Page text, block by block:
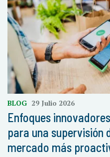
BLOG 29 Julio 2026
Enfoques
para una supervisión
mercado más